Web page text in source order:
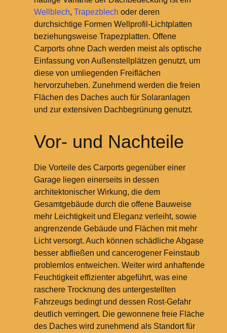
Wellblech, Trapezblech oder deren
durchsichtige Formen Wellprofil-Lichtplatten
beziehungsweise Trapezplatten. Offene
Carports ohne Dach werden meist als optische
Einfassung von Außenstellplätzen genutzt, um
diese von umliegenden Freiflächen
hervorzuheben. Zunehmend werden die freien
Flächen des Daches auch für Solaranlagen
und zur extensiven Dachbegrünung genutzt.
Vor- und Nachteile
Die Vorteile des Carports gegenüber einer
Garage liegen einerseits in dessen
architektonischer Wirkung, die dem
Gesamtgebäude durch die offene Bauweise
mehr Leichtigkeit und Eleganz verleiht, sowie
angrenzende Gebäude und Flächen mit mehr
Licht versorgt. Auch können schädliche Abgase
besser abfließen und cancerogener Feinstaub
problemlos entweichen. Weiter wird anhaftende
Feuchtigkeit effizienter abgeführt, was eine
raschere Trocknung des untergestellten
Fahrzeugs bedingt und dessen Rost-Gefahr
deutlich verringert. Die gewonnene freie Fläche
des Daches wird zunehmend als Standort für